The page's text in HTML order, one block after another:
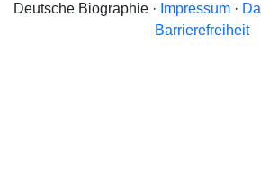
Deutsche Biographie · Impressum·
Barrierefreiheit